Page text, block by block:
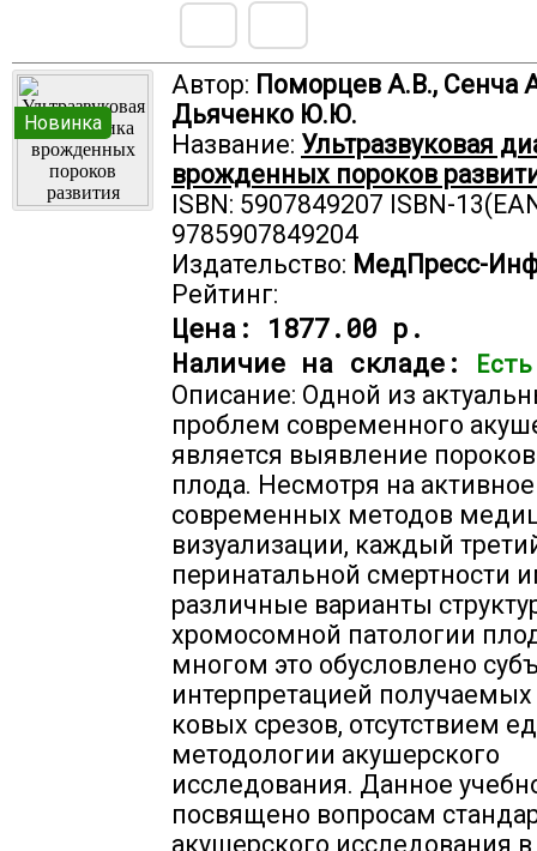
Новинка
Автор: Поморцев А.В., Сенча
Дьяченко Ю.Ю.
Название: Ультразвуковая
врожденных пороков
ISBN: 5907849207 ISBN-
9785907849204
Издательство: МедПресс-
Рейтинг:
Цена: 1877.00 р.
Наличие на складе:
Есть
Описание: Одной из
проблем современного
является выявление
плода. Несмотря на
современных методов
визуализации, каждый
перинатальной смертности
различные варианты
хромосомной патологии
многом это обусловлено
интерпретацией получаемых
ковых срезов, отсутствием
методологии акушерского
исследования. Данное
посвящено вопросам
акушерского исследования